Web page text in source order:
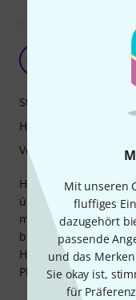
Mit unseren
fluffiges
dazugehört
passende
und das
Sie okay ist,
für
Super
Habe mich nach
über 20 Jahre alten
mich dann für
begeistert. Nun muss
Hälfte tragen, die
Platz um Noten zu
Stabilität
Handling
Verarbeitung